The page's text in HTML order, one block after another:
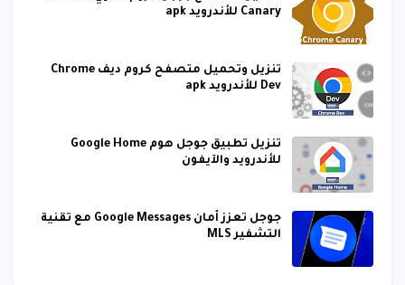
Canary للأندرويد apk
تنزيل وتحميل متصفح كروم ديف Chrome
Dev للأندرويد apk
تنزيل تطبيق جوجل هوم Google Home
للأندرويد والآيفون
جوجل تعزز أمان Google Messages مع تقنية
التشفير MLS